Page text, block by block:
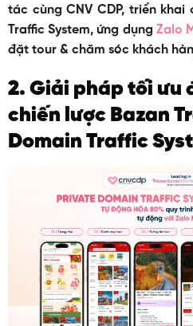
tác cùng CNV CDP, triển
Traffic System, ứng dụngZalo
đặt tour & chăm sóc khách
2. Giải pháp tối ưu
chiến lược Bazan
Domain Traffic